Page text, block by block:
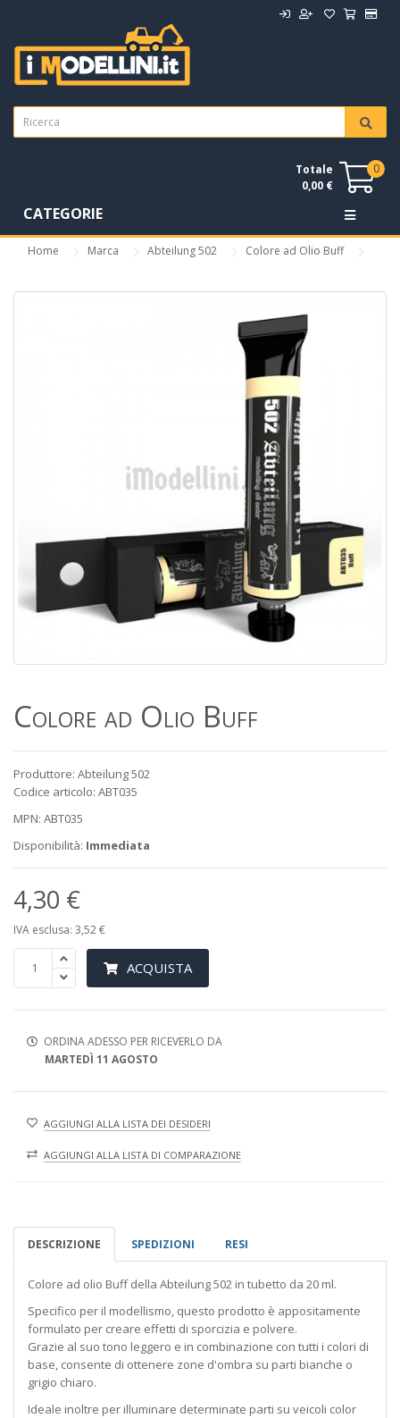
0
Totale
0,00 €
CATEGORIE
Home Marca Abteilung 502 Colore ad Olio Buff
Colore ad Olio Buff
Produttore: Abteilung 502
Codice articolo: ABT035
MPN: ABT035
Disponibilità: Immediata
4,30 €
IVA esclusa: 3,52 €
ACQUISTA
ORDINA ADESSO PER RICEVERLO DA
MARTEDÌ 11 AGOSTO
AGGIUNGI ALLA LISTA DEI DESIDERI
AGGIUNGI ALLA LISTA DI COMPARAZIONE
DESCRIZIONE SPEDIZIONI RESI
Colore ad olio Buff della Abteilung 502 in tubetto da 20 ml.
Specifico per il modellismo, questo prodotto è appositamente
formulato per creare effetti di sporcizia e polvere.
Grazie al suo tono leggero e in combinazione con tutti i colori di
base, consente di ottenere zone d'ombra su parti bianche o
grigio chiaro.
Ideale inoltre per illuminare determinate parti su veicoli color